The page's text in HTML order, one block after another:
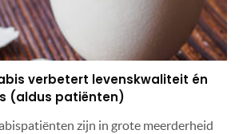
verbetert levenskwaliteit én
(aldus patiënten)
zijn in grote meerderheid